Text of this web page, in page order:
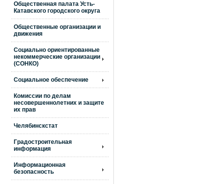
Общественная палата Усть-
Катавского городского округа
Общественные организации и
движения
Социально ориентированные
некоммерческие организации
(СОНКО)
Социальное обеспечение
Комиссии по делам
несовершеннолетних и защите
их прав
Челябинскстат
Градостроительная
информация
Информационная
безопасность